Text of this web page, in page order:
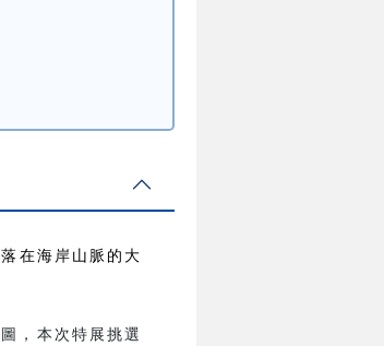
在海岸山脈的大
，本次特展挑選